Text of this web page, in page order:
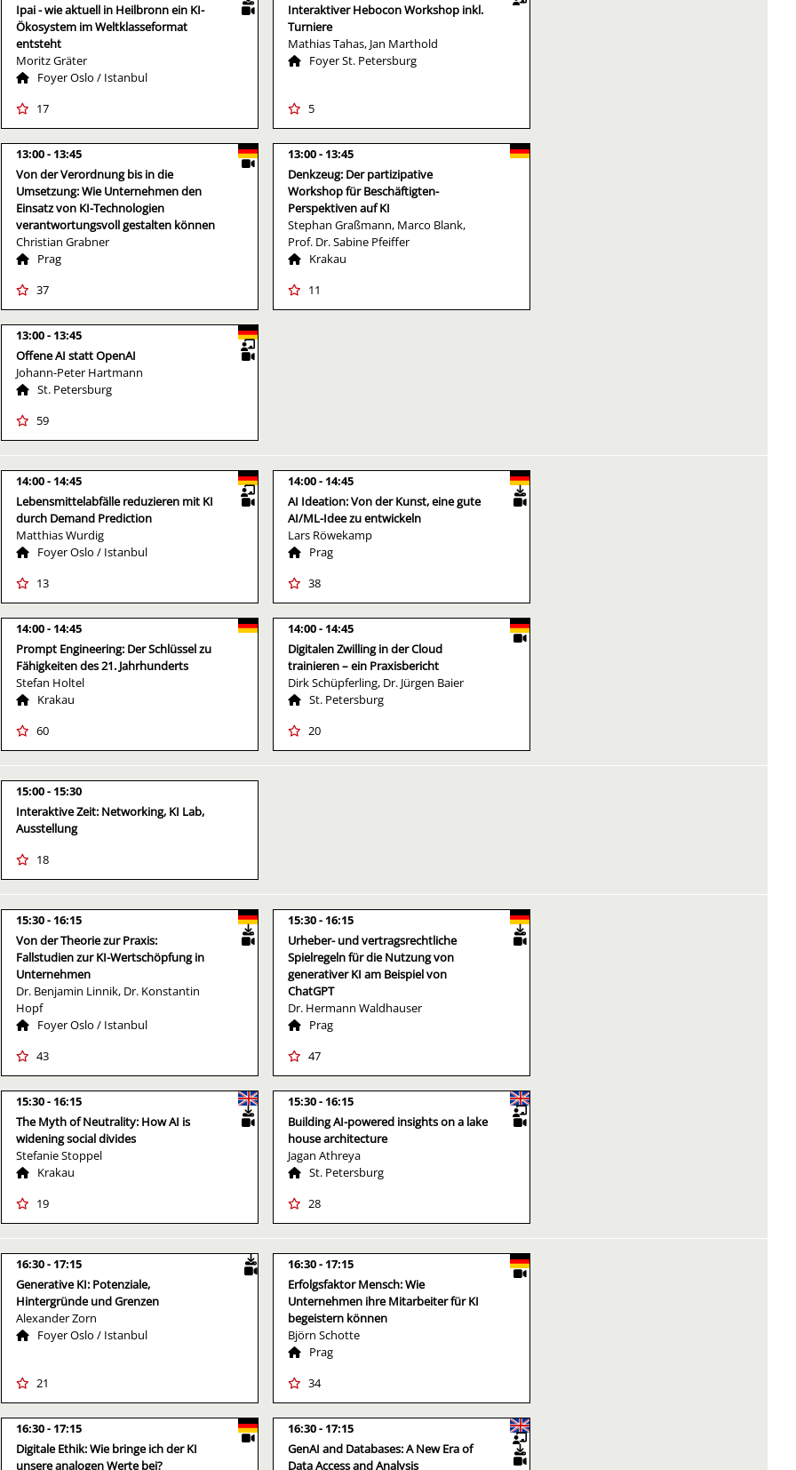
Ipai - wie aktuell in Heilbronn ein KI-
Ökosystem im Weltklasseformat
entsteht
Moritz Gräter
Foyer Oslo / Istanbul
17
Interaktiver Hebocon Workshop inkl.
Turniere
Mathias Tahas, Jan Marthold
Foyer St. Petersburg
5
13:00
13:45
Von der Verordnung bis in die
Umsetzung: Wie Unternehmen den
Einsatz von KI-Technologien
verantwortungsvoll gestalten können
Christian Grabner
Prag
37
13:00
13:45
Denkzeug: Der partizipative
Workshop für Beschäftigten-
Perspektiven auf KI
Stephan Graßmann, Marco Blank,
Prof. Dr. Sabine Pfeiffer
Krakau
11
13:00
13:45
Offene AI statt OpenAI
Johann-Peter Hartmann
St. Petersburg
59
14:00
14:45
Lebensmittelabfälle reduzieren mit KI
durch Demand Prediction
Matthias Wurdig
Foyer Oslo / Istanbul
13
14:00
14:45
AI Ideation: Von der Kunst, eine gute
AI/ML-Idee zu entwickeln
Lars Röwekamp
Prag
38
14:00
14:45
Prompt Engineering: Der Schlüssel zu
Fähigkeiten des 21. Jahrhunderts
Stefan Holtel
Krakau
60
14:00
14:45
Digitalen Zwilling in der Cloud
trainieren – ein Praxisbericht
Dirk Schüpferling, Dr. Jürgen Baier
St. Petersburg
20
15:00
15:30
Interaktive Zeit: Networking, KI Lab,
Ausstellung
18
15:30
16:15
Von der Theorie zur Praxis:
Fallstudien zur KI-Wertschöpfung in
Unternehmen
Dr. Benjamin Linnik, Dr. Konstantin
Hopf
Foyer Oslo / Istanbul
43
15:30
16:15
Urheber- und vertragsrechtliche
Spielregeln für die Nutzung von
generativer KI am Beispiel von
ChatGPT
Dr. Hermann Waldhauser
Prag
47
15:30
16:15
The Myth of Neutrality: How AI is
widening social divides
Stefanie Stoppel
Krakau
19
15:30
16:15
Building AI-powered insights on a lake
house architecture
Jagan Athreya
St. Petersburg
28
16:30
17:15
Generative KI: Potenziale,
Hintergründe und Grenzen
Alexander Zorn
Foyer Oslo / Istanbul
21
16:30
17:15
Erfolgsfaktor Mensch: Wie
Unternehmen ihre Mitarbeiter für KI
begeistern können
Björn Schotte
Prag
34
16:30
17:15
Digitale Ethik: Wie bringe ich der KI
unsere analogen Werte bei?
16:30
17:15
GenAI and Databases: A New Era of
Data Access and Analysis